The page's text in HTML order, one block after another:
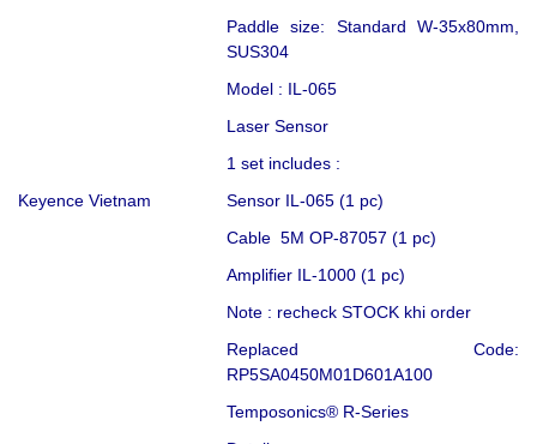
Paddle size: Standard W-35x80mm,
SUS304
Keyence Vietnam
Model : IL-065
Laser Sensor
1 set includes :
Sensor IL-065 (1 pc)
Cable 5M OP-87057 (1 pc)
Amplifier IL-1000 (1 pc)
Note : recheck STOCK khi order
Replaced Code:
RP5SA0450M01D601A100
Temposonics® R-Series